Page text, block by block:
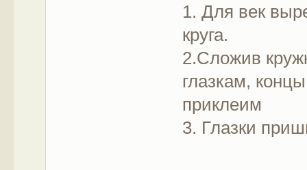
1. Для век
круга.
2.Сложив
глазкам,
приклеим
3. Глазки